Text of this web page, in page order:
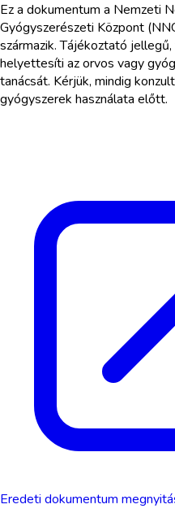
Ez a dokumentum a Nemzeti
Gyógyszerészeti Központ
származik. Tájékoztató
helyettesíti az orvos vagy
tanácsát. Kérjük, mindig
gyógyszerek használata előtt.
Eredeti dokumentum